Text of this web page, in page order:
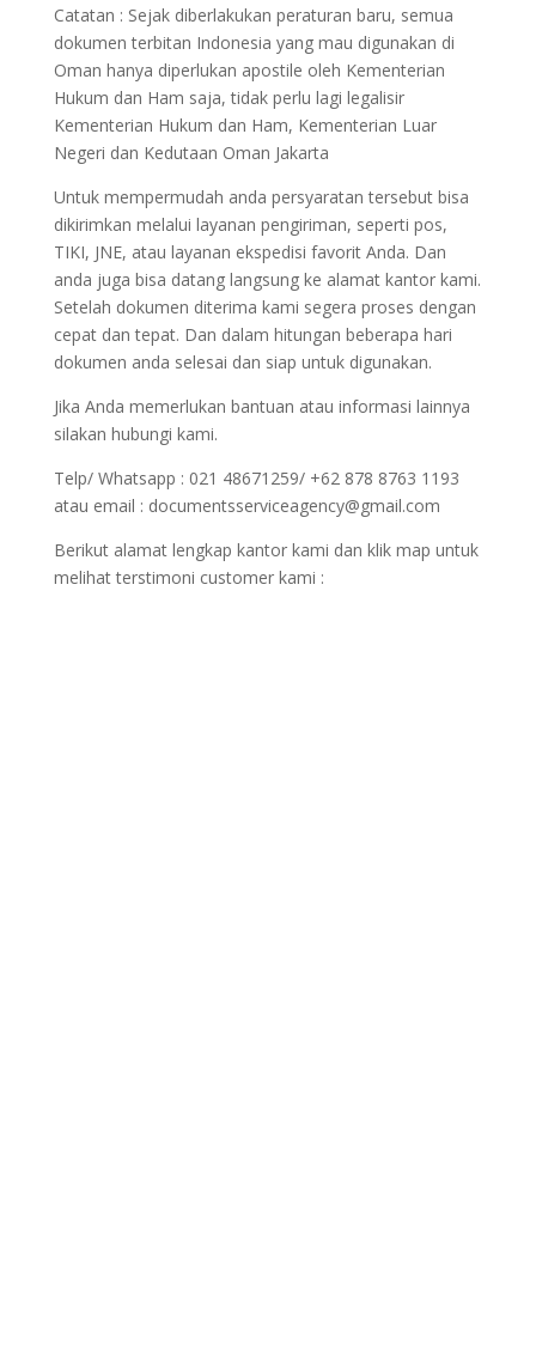
Catatan : Sejak diberlakukan peraturan baru, semua
dokumen terbitan Indonesia yang mau digunakan di
Oman hanya diperlukan apostile oleh Kementerian
Hukum dan Ham saja, tidak perlu lagi legalisir
Kementerian Hukum dan Ham, Kementerian Luar
Negeri dan Kedutaan Oman Jakarta
Untuk mempermudah anda persyaratan tersebut bisa
dikirimkan melalui layanan pengiriman, seperti pos,
TIKI, JNE, atau layanan ekspedisi favorit Anda. Dan
anda juga bisa datang langsung ke alamat kantor kami.
Setelah dokumen diterima kami segera proses dengan
cepat dan tepat. Dan dalam hitungan beberapa hari
dokumen anda selesai dan siap untuk digunakan.
Jika Anda memerlukan bantuan atau informasi lainnya
silakan hubungi kami.
Telp/ Whatsapp : 021 48671259/ +62 878 8763 1193
atau email : documentsserviceagency@gmail.com
Berikut alamat lengkap kantor kami dan klik map untuk
melihat terstimoni customer kami :